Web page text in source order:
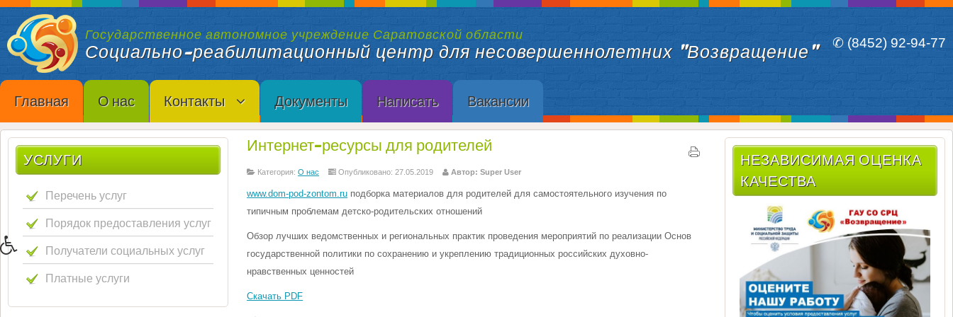
Государственное автономное учреждение Саратовской области
Социально-реабилитационный центр для несовершеннолетних "Возвращение" ✆ (8452) 92-94-77
Главная О нас Контакты Документы Написать Вакансии
УСЛУГИ
Перечень услуг
Порядок предоставления услуг
Получатели социальных услуг
Платные услуги
Интернет-ресурсы для родителей
Категория:О нас Опубликовано: 27.05.2019 Автор: Super User
www.dom-pod-zontom.ru подборка материалов для родителей для самостоятельного изучения по
типичным проблемам детско-родительских отношений
Обзор лучших ведомственных и региональных практик проведения мероприятий по реализации Основ
государственной политики по сохранению и укреплению традиционных российских духовно-
нравственных ценностей
Скачать PDF
НЕЗАВИСИМАЯ ОЦЕНКА
КАЧЕСТВА